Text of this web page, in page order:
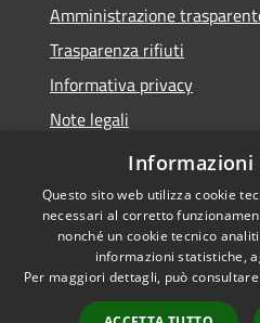
Amministrazione
Trasparenza rifiuti
Informativa privacy
Note legali
Dichiarazione di accessibilità
Accessibilità
Informazioni
Questo sito web utilizza cookie
necessari al corretto
nonché un cookie tecnico
informazioni statistiche,
Per maggiori dettagli, può